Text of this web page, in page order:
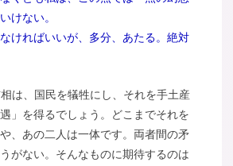
けない。
ければいいが、多分、あたる。絶対
は、国民を犠牲にし、それを手土産
」を得るでしょう。どこまでそれを
、あの二人は一体です。両者間の矛
がない。そんなものに期待するのは